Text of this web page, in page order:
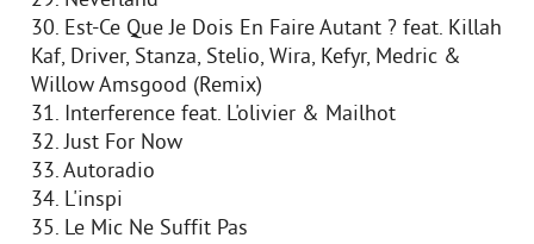
30. Est-Ce Que Je Dois En Faire Autant ? feat. Killah
Kaf, Driver, Stanza, Stelio, Wira, Kefyr, Medric &
Willow Amsgood (Remix)
31. Interference feat. L'olivier & Mailhot
32. Just For Now
33. Autoradio
34. L'inspi
35. Le Mic Ne Suffit Pas